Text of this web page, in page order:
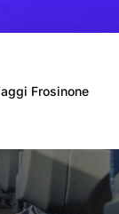
Frosinone